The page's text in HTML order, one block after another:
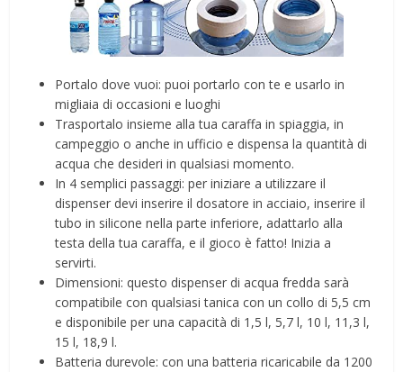
Portalo dove vuoi: puoi portarlo con te e usarlo in
migliaia di occasioni e luoghi
Trasportalo insieme alla tua caraffa in spiaggia, in
campeggio o anche in ufficio e dispensa la quantità di
acqua che desideri in qualsiasi momento.
In 4 semplici passaggi: per iniziare a utilizzare il
dispenser devi inserire il dosatore in acciaio, inserire il
tubo in silicone nella parte inferiore, adattarlo alla
testa della tua caraffa, e il gioco è fatto! Inizia a
servirti.
Dimensioni: questo dispenser di acqua fredda sarà
compatibile con qualsiasi tanica con un collo di 5,5 cm
e disponibile per una capacità di 1,5 l, 5,7 l, 10 l, 11,3 l,
15 l, 18,9 l.
Batteria durevole: con una batteria ricaricabile da 1200